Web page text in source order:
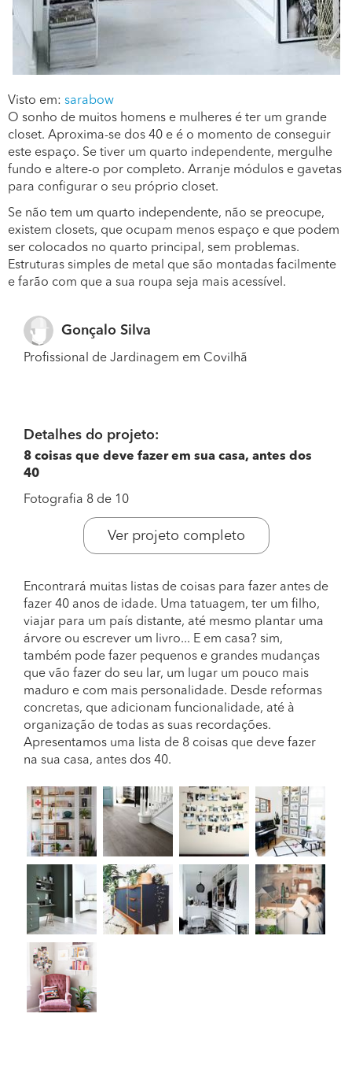
Visto em: sarabow
O sonho de muitos homens e mulheres é ter um grande
closet. Aproxima-se dos 40 e é o momento de conseguir
este espaço. Se tiver um quarto independente, mergulhe
fundo e altere-o por completo. Arranje módulos e gavetas
para configurar o seu próprio closet.
Se não tem um quarto independente, não se preocupe,
existem closets, que ocupam menos espaço e que podem
ser colocados no quarto principal, sem problemas.
Estruturas simples de metal que são montadas facilmente
e farão com que a sua roupa seja mais acessível.
Gonçalo Silva
Profissional de Jardinagem em Covilhã
Detalhes do projeto:
8 coisas que deve fazer em sua casa, antes dos
40
Fotografia 8 de 10
Ver projeto completo
Encontrará muitas listas de coisas para fazer antes de
fazer 40 anos de idade. Uma tatuagem, ter um filho,
viajar para um país distante, até mesmo plantar uma
árvore ou escrever um livro... E em casa? sim,
também pode fazer pequenos e grandes mudanças
que vão fazer do seu lar, um lugar um pouco mais
maduro e com mais personalidade. Desde reformas
concretas, que adicionam funcionalidade, até à
organização de todas as suas recordações.
Apresentamos uma lista de 8 coisas que deve fazer
na sua casa, antes dos 40.